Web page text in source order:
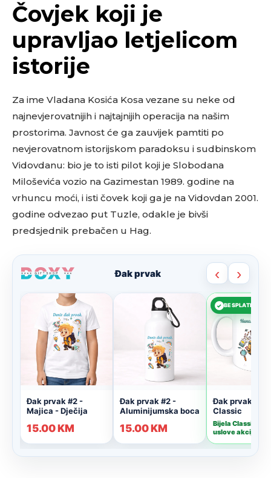
Čovjek koji je
upravljao letjelicom
istorije
Za ime Vladana Kosića Kosa vezane su neke od
najnevjerovatnijih i najtajnijih operacija na našim
prostorima. Javnost će ga zauvijek pamtiti po
nevjerovatnom istorijskom paradoksu i sudbinskom
Vidovdanu: bio je to isti pilot koji je Slobodana
Miloševića vozio na Gazimestan 1989. godine na
vrhuncu moći, i isti čovek koji ga je na Vidovdan 2001.
godine odvezao put Tuzle, odakle je bivši
predsjednik prebačen u Hag.